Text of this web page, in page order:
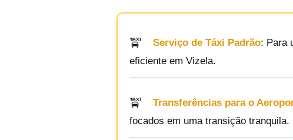
Serviço de Táxi Padrão: Para
eficiente em Vizela.
Transferências para o
focados em uma transição tranquila.